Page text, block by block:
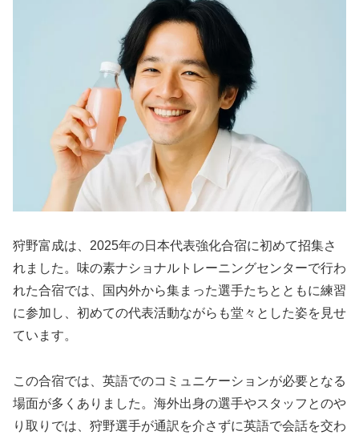
狩野富成は、2025年の日本代表強化合宿に初めて招集さ
れました。味の素ナショナルトレーニングセンターで行わ
れた合宿では、国内外から集まった選手たちとともに練習
に参加し、初めての代表活動ながらも堂々とした姿を見せ
ています。
この合宿では、英語でのコミュニケーションが必要となる
場面が多くありました。海外出身の選手やスタッフとのや
り取りでは、狩野選手が通訳を介さずに英語で会話を交わ